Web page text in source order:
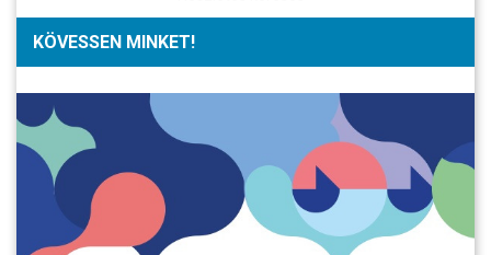
KÖVESSEN MINKET!